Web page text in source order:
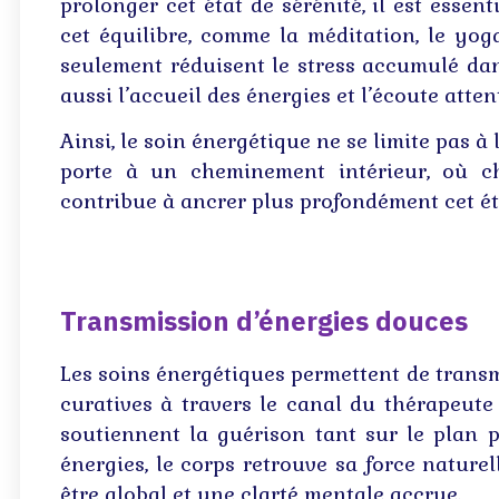
cet équilibre, comme la méditation, le
seulement réduisent le stress accumulé
aussi l’accueil des énergies et l’écoute
Ainsi, le soin énergétique ne se limite pas
porte à un cheminement intérieur, où
contribue à ancrer plus profondément cet
Transmission d’énergies douces
Les soins énergétiques permettent de
curatives à travers le canal du
soutiennent la guérison tant sur le plan
énergies, le corps retrouve sa force
être global et une clarté mentale accrue.